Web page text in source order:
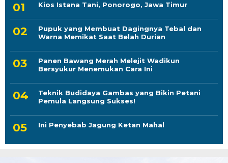
Kios Istana Tani, Ponorogo, Jawa Timur
Pupuk yang Membuat Dagingnya Tebal dan
Warna Memikat Saat Belah Durian
Panen Bawang Merah Melejit Wadikun
Bersyukur Menemukan Cara Ini
Teknik Budidaya Gambas yang Bikin Petani
Pemula Langsung Sukses!
Ini Penyebab Jagung Ketan Mahal